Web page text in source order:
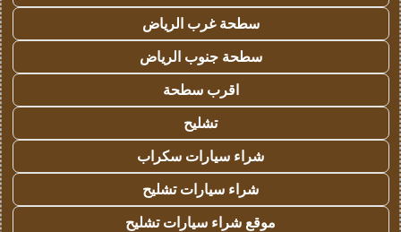
سطحة غرب الرياض
سطحة جنوب الرياض
اقرب سطحة
تشليح
شراء سيارات سكراب
شراء سيارات تشليح
موقع شراء سيارات تشليح